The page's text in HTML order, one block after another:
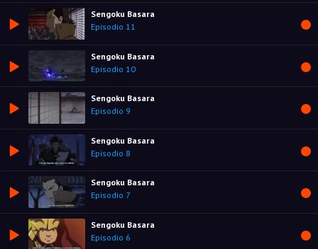
Sengoku Basara
Episodio 11
Sengoku Basara
Episodio 10
Sengoku Basara
Episodio 9
Sengoku Basara
Episodio 8
Sengoku Basara
Episodio 7
Sengoku Basara
Episodio 6